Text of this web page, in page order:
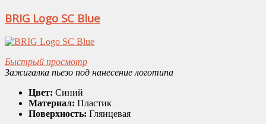
BRIG Logo SC Blue
Быстрый просмотр
Зажигалка пьезо под нанесение логотипа
Цвет: Синий
Материал: Пластик
Поверхность: Глянцевая